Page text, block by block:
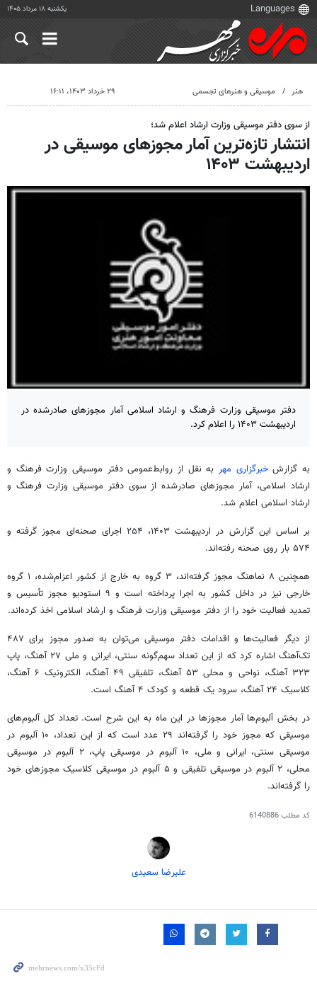
یکشنبه ۱۸ مرداد ۱۴۰۵
هنر موسیقی و هنرهای تجسمی ۲۹ خرداد ۱۴۰۳، ۱۶:۱۱
از سوی دفتر موسیقی وزارت ارشاد اعلام شد؛
انتشار تازه‌ترین آمار مجوزهای موسیقی در
اردیبهشت ۱۴۰۳
دفتر موسیقی وزارت فرهنگ و ارشاد اسلامی آمار مجوزهای صادرشده در
اردیبهشت ۱۴۰۳ را اعلام کرد.
به گزارشخبرگزاری مهر به نقل از روابط‌عمومی دفتر موسیقی وزارت فرهنگ و
ارشاد اسلامی، آمار مجوزهای صادرشده از سوی دفتر موسیقی وزارت فرهنگ و
ارشاد اسلامی اعلام شد.
بر اساس این گزارش در اردیبهشت ۱۴۰۳، ۲۵۴ اجرای صحنه‌ای مجوز گرفته‌ و
۵۷۴ بار روی صحنه رفته‌اند.
همچنین ۸ نماهنگ مجوز گرفته‌اند، ۳ گروه به خارج از کشور اعزام‌شده، ۱ گروه
خارجی نیز در داخل کشور به اجرا پرداخته است و ۹ استودیو مجوز تأسیس و
تمدید فعالیت خود را از دفتر موسیقی وزارت فرهنگ و ارشاد اسلامی اخذ کرده‌اند.
از دیگر فعالیت‌ها و اقدامات دفتر موسیقی می‌توان به صدور مجوز برای ۴۸۷
تک‌آهنگ اشاره کرد که از این تعداد سهم‌گونه سنتی، ایرانی و ملی ۲۷ آهنگ، پاپ
۳۲۳ آهنگ، نواحی و محلی ۵۳ آهنگ، تلفیقی ۴۹ آهنگ، الکترونیک ۶ آهنگ،
کلاسیک ۲۴ آهنگ، سرود یک قطعه و کودک ۴ آهنگ است.
در بخش آلبوم‌ها آمار مجوزها در این ماه به این شرح است. تعداد کل آلبوم‌های
موسیقی که مجوز خود را گرفته‌اند ۲۹ عدد است که از این تعداد، ۱۰ آلبوم در
موسیقی سنتی، ایرانی و ملی، ۱۰ آلبوم در موسیقی پاپ، ۲ آلبوم در موسیقی
محلی، ۲ آلبوم در موسیقی تلفیقی و ۵ آلبوم در موسیقی کلاسیک مجوزهای خود
را گرفته‌اند.
کد مطلب6140886
علیرضا سعیدی